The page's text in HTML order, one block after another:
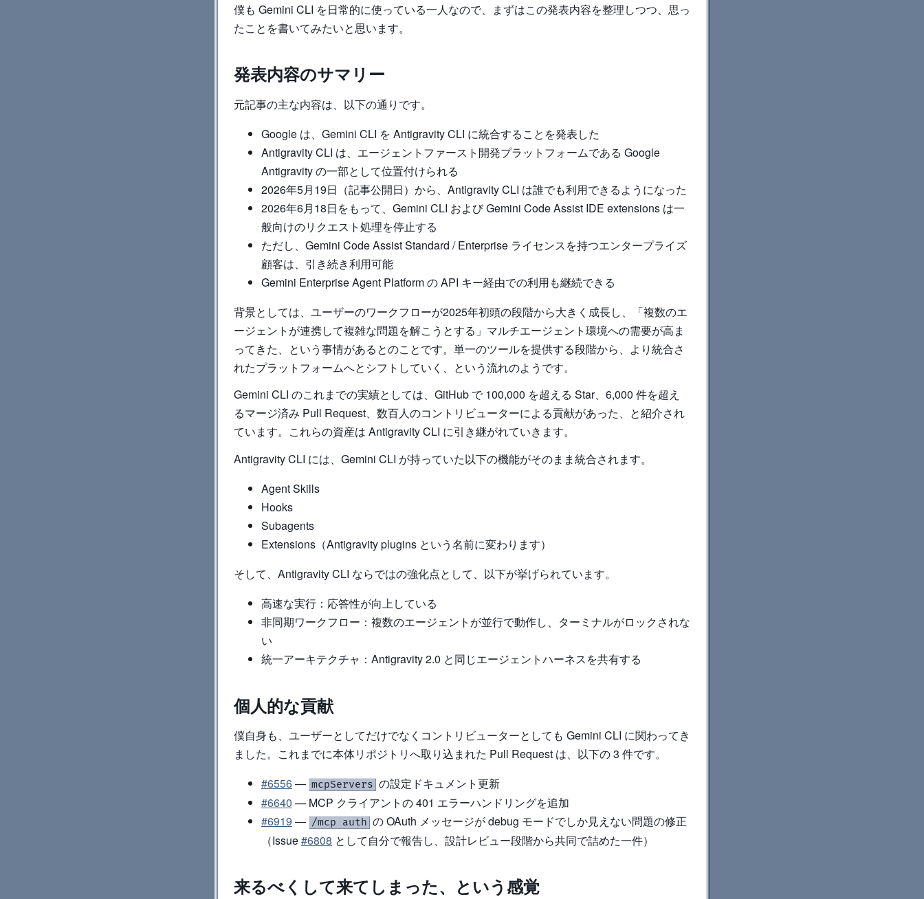
僕も Gemini CLI を日常的に使っている一人なので、まずはこの発表内容を整理しつつ、思っ
たことを書いてみたいと思います。
発表内容のサマリー
元記事の主な内容は、以下の通りです。
Google は、Gemini CLI を Antigravity CLI に統合することを発表した
Antigravity CLI は、エージェントファースト開発プラットフォームである Google
Antigravity の一部として位置付けられる
2026年5月19日（記事公開日）から、Antigravity CLI は誰でも利用できるようになった
2026年6月18日をもって、Gemini CLI および Gemini Code Assist IDE extensions は一
般向けのリクエスト処理を停止する
ただし、Gemini Code Assist Standard / Enterprise ライセンスを持つエンタープライズ
顧客は、引き続き利用可能
Gemini Enterprise Agent Platform の API キー経由での利用も継続できる
背景としては、ユーザーのワークフローが2025年初頭の段階から大きく成長し、「複数のエ
ージェントが連携して複雑な問題を解こうとする」マルチエージェント環境への需要が高ま
ってきた、という事情があるとのことです。単一のツールを提供する段階から、より統合さ
れたプラットフォームへとシフトしていく、という流れのようです。
Gemini CLI のこれまでの実績としては、GitHub で 100,000 を超える Star、6,000 件を超え
るマージ済み Pull Request、数百人のコントリビューターによる貢献があった、と紹介され
ています。これらの資産は Antigravity CLI に引き継がれていきます。
Antigravity CLI には、Gemini CLI が持っていた以下の機能がそのまま統合されます。
Agent Skills
Hooks
Subagents
Extensions（Antigravity plugins という名前に変わります）
そして、Antigravity CLI ならではの強化点として、以下が挙げられています。
高速な実行：応答性が向上している
非同期ワークフロー：複数のエージェントが並行で動作し、ターミナルがロックされな
い
統一アーキテクチャ：Antigravity 2.0 と同じエージェントハーネスを共有する
個人的な貢献
僕自身も、ユーザーとしてだけでなくコントリビューターとしても Gemini CLI に関わってき
ました。これまでに本体リポジトリへ取り込まれた Pull Request は、以下の 3 件です。
#6556— mcpServers の設定ドキュメント更新
#6640 — MCP クライアントの 401 エラーハンドリングを追加
#6919 — /mcp auth の OAuth メッセージが debug モードでしか見えない問題の修正
（Issue#6808 として自分で報告し、設計レビュー段階から共同で詰めた一件）
来るべくして来てしまった、という感覚